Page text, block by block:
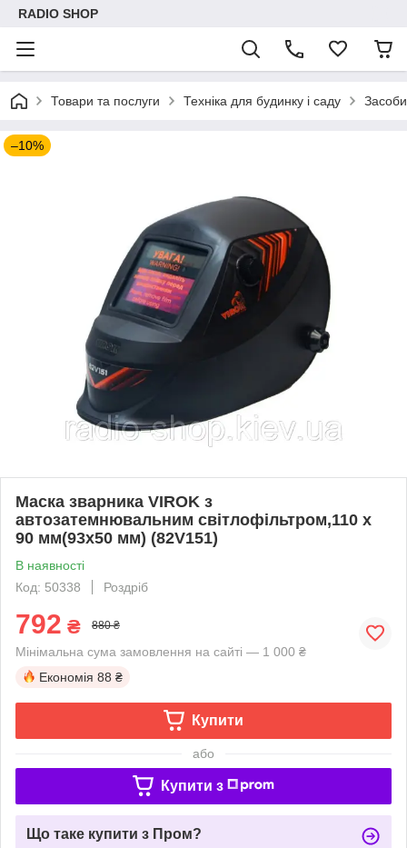
RADIO SHOP
Товари та послуги Техніка для будинку і саду Засоби
–10%
Маска зварника VIROK з
автозатемнювальним світлофільтром,110 х
90 мм(93x50 мм) (82V151)
В наявності
Код: 50338
Роздріб
792 ₴ 880 ₴
Мінімальна сума замовлення на сайті — 1 000 ₴
Економія 88 ₴
Купити
або
Купити з
Що таке купити з Пром?